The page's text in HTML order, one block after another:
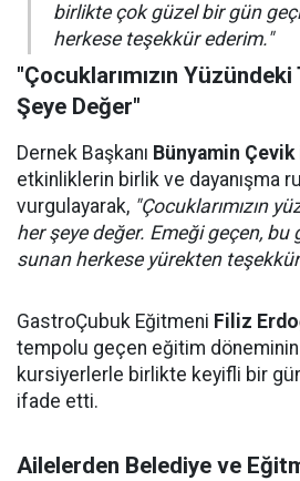
birlikte çok güzel bir gün
herkese teşekkür ederim."
"Çocuklarımızın
Şeye Değer"
Dernek Başkanı Bünyamin Çevik
etkinliklerin birlik ve dayanışma
vurgulayarak, "Çocuklarımızın
her şeye değer. Emeği geçen, bu
sunan herkese yürekten
GastroÇubuk Eğitmeni Filiz
tempolu geçen eğitim
kursiyerlerle birlikte keyifli bir
ifade etti.
Ailelerden Belediye ve